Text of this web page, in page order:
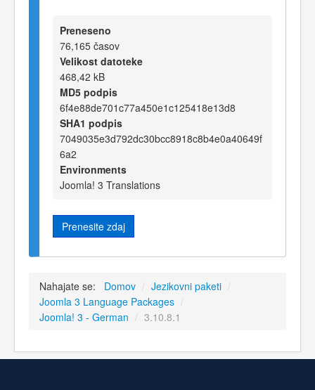
Preneseno
76,165 časov
Velikost datoteke
468,42 kB
MD5 podpis
6f4e88de701c77a450e1c125418e13d8
SHA1 podpis
7049035e3d792dc30bcc8918c8b4e0a40649f
6a2
Environments
Joomla! 3 Translations
Prenesite zdaj
Nahajate se: Domov / Jezikovni paketi /
Joomla 3 Language Packages /
Joomla! 3 - German / 3.10.8.1